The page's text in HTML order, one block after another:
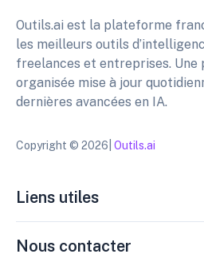
Outils.ai est la plateforme
les meilleurs outils
freelances et entreprises.
organisée mise à jour
dernières avancées en IA.
Copyright © 2026| Outils.ai
Liens utiles
Nous contacter